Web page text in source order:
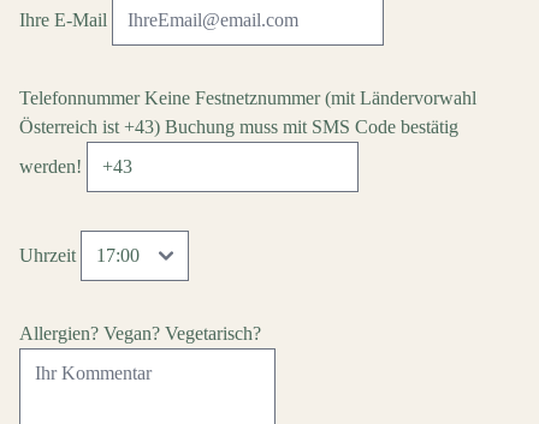
Ihre E-Mail
TelefonnummerKeine Festnetznummer (mit Ländervorwahl
Österreich ist +43) Buchung muss mit SMS Code bestätig
werden!
Uhrzeit
Allergien? Vegan? Vegetarisch?